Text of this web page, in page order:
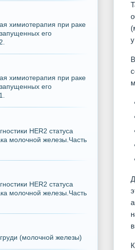
химиотерапия при раке
его
химиотерапия при раке
его
HER2 статуса
молочной железы.Часть
HER2 статуса
молочной железы.Часть
(молочной железы)